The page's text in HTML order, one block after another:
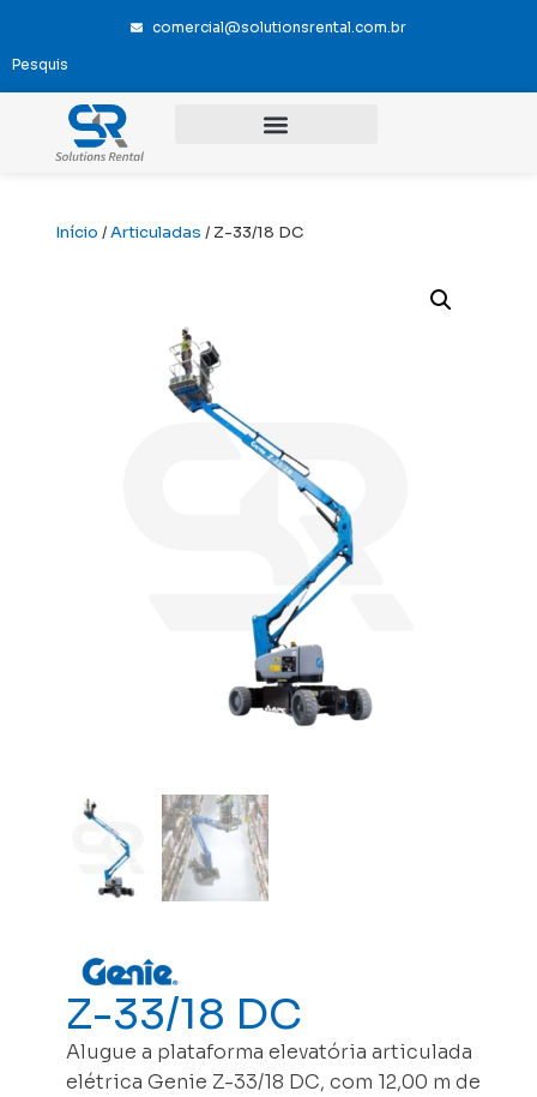
comercial@solutionsrental.com.br
Início /Articuladas / Z-33/18 DC
Z-33/18 DC
Alugue a plataforma elevatória articulada
elétrica Genie Z-33/18 DC, com 12,00 m de